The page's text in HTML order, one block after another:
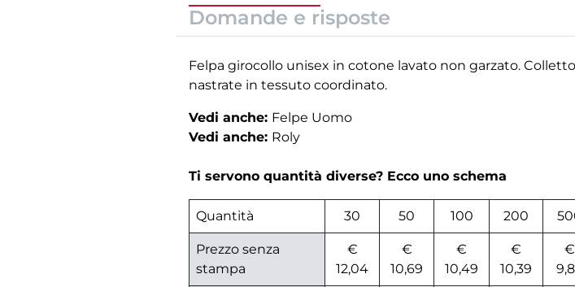
Domande e risposte
Felpa girocollo unisex in cotone lavato non garzato.
nastrate in tessuto coordinato.
Vedi anche: Felpe Uomo
Vedi anche: Roly
Ti servono quantità diverse? Ecco uno schema
Quantità 30 50 100 200
Prezzo senza
stampa
€
12,04
€
10,69
€
10,49
€
10,39
€